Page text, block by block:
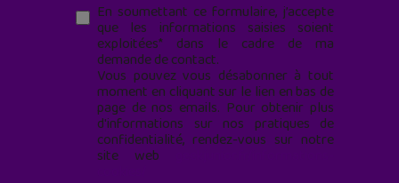
En soumettant ce formulaire, j’accepte
que les informations saisies soient
exploitées* dans le cadre de ma
demande de contact.
Vous pouvez vous désabonner à tout
moment en cliquant sur le lien en bas de
page de nos emails. Pour obtenir plus
d'informations sur nos pratiques de
confidentialité, rendez-vous sur notre
site web